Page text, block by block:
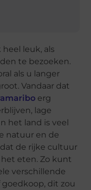
leuk, als
te bezoeken.
als u langer
Vandaar dat
erg
lage
het land is veel
natuur en de
dat de rijke cultuur
eten. Zo kunt
verschillende
dit zou